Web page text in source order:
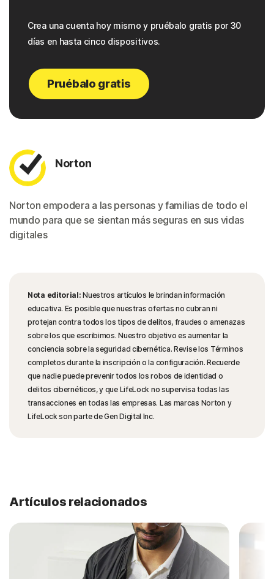
Crea una cuenta hoy mismo y pruébalo gratis por 30
días en hasta cinco dispositivos.
Pruébalo gratis
Norton
Norton empodera a las personas y familias de todo el
mundo para que se sientan más seguras en sus vidas
digitales
Nota editorial:Nuestros artículos le brindan información
educativa. Es posible que nuestras ofertas no cubran ni
protejan contra todos los tipos de delitos, fraudes o amenazas
sobre los que escribimos. Nuestro objetivo es aumentar la
conciencia sobre la seguridad cibernética. Revise los Términos
completos durante la inscripción o la configuración. Recuerde
que nadie puede prevenir todos los robos de identidad o
delitos cibernéticos, y que LifeLock no supervisa todas las
transacciones en todas las empresas. Las marcas Norton y
LifeLock son parte de Gen Digital Inc.
Artículos relacionados